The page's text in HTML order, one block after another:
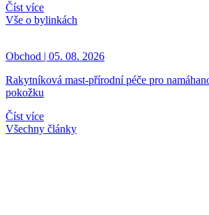
Číst více
Vše o bylinkách
Obchod | 05. 08. 2026
Rakytníková mast-přírodní péče pro
pokožku
Číst více
Všechny články